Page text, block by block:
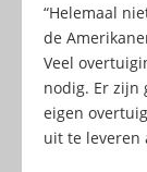
“Helemaal
de
Veel
nodig. Er zijn
eigen
uit te leveren